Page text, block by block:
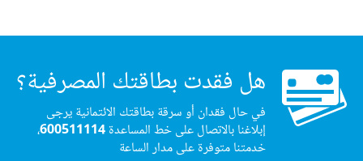
هل فقدت بطاقتك المصرفية؟
في حال فقدان أو سرقة بطاقتك الائتمانية يرجى
إبلاغنا بالاتصال على خط المساعدة600511114،
خدمتنا متوفرة على مدار الساعة